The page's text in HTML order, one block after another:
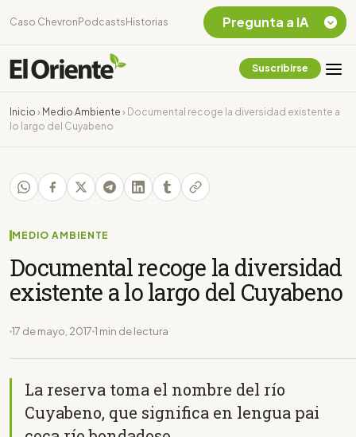
Caso Chevron Podcasts Historias
Suscribirse
Inicio › Medio Ambiente › Documental recoge la diversidad existente a
lo largo del Cuyabeno
MEDIO AMBIENTE
Documental recoge la diversidad
existente a lo largo del Cuyabeno
17 de mayo, 2017 1 min de lectura
La reserva toma el nombre del río
Cuyabeno, que significa en lengua pai
Pregunta a IA
Chevron Ecuador